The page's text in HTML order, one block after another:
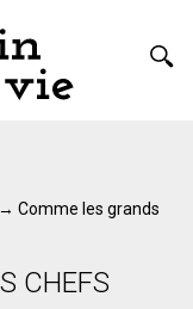
→ Comme les grands
CHEFS